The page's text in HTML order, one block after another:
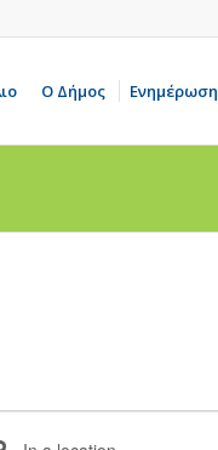
Ο Δήμος Ενημέρωση